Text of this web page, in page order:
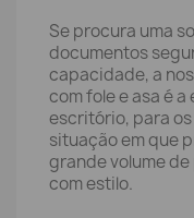
Se procura uma
documentos
capacidade, a
com fole e asa é
escritório, para
situação em que
grande volume
com estilo.